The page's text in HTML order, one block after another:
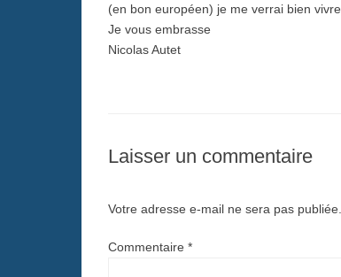
(en bon européen) je me verrai bien vivre.
Je vous embrasse
Nicolas Autet
Laisser un commentaire
Votre adresse e-mail ne sera pas publiée.
Commentaire *